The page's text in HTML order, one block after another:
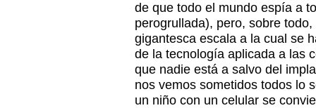
de que todo el mundo espía a
perogrullada), pero, sobre
gigantesca escala a la cual se
de la tecnología aplicada a las
que nadie está a salvo del
nos vemos sometidos todos lo
un niño con un celular se